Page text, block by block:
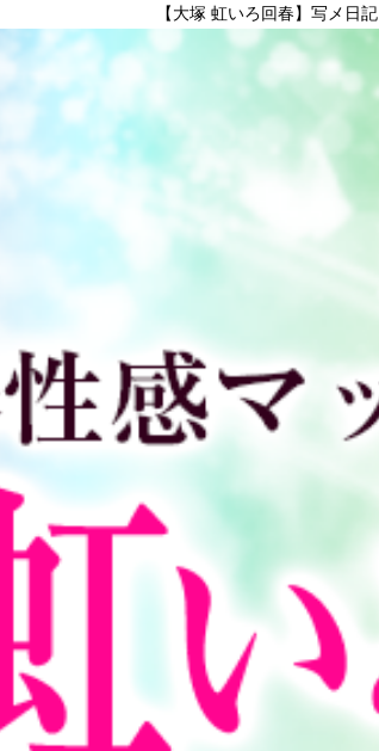
【大塚 虹いろ回春】写メ日記